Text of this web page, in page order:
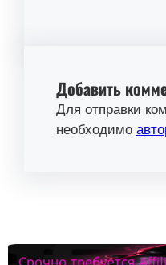
Добавить
Для отправки
необходимо